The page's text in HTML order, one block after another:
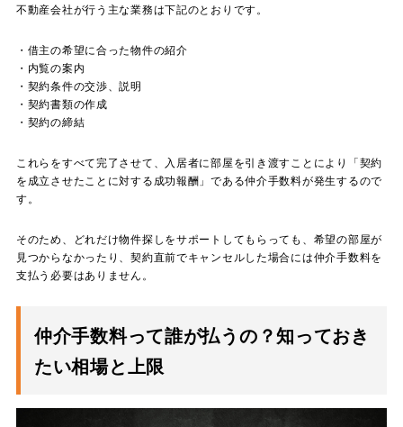
不動産会社が行う主な業務は下記のとおりです。
・借主の希望に合った物件の紹介
・内覧の案内
・契約条件の交渉、説明
・契約書類の作成
・契約の締結
これらをすべて完了させて、入居者に部屋を引き渡すことにより「契約
を成立させたことに対する成功報酬」である仲介手数料が発生するので
す。
そのため、どれだけ物件探しをサポートしてもらっても、希望の部屋が
見つからなかったり、契約直前でキャンセルした場合には仲介手数料を
支払う必要はありません。
仲介手数料って誰が払うの？知っておき
たい相場と上限